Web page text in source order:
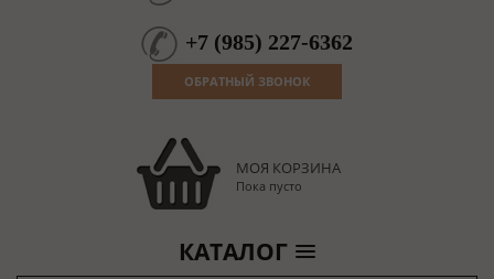
+7 (985) 227-6362
ОБРАТНЫЙ ЗВОНОК
МОЯ КОРЗИНА
Пока пусто
КАТАЛОГ